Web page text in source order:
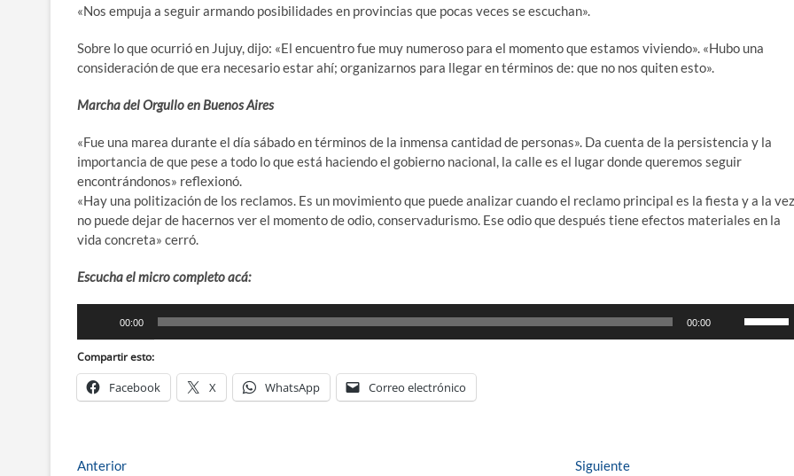
«Nos empuja a seguir armando posibilidades en provincias que pocas veces se escuchan».
Sobre lo que ocurrió en Jujuy, dijo: «El encuentro fue muy numeroso para el momento que estamos viviendo». «Hubo una
consideración de que era necesario estar ahí; organizarnos para llegar en términos de: que no nos quiten esto».
Marcha del Orgullo en Buenos Aires
«Fue una marea durante el día sábado en términos de la inmensa cantidad de personas». Da cuenta de la persistencia y la
importancia de que pese a todo lo que está haciendo el gobierno nacional, la calle es el lugar donde queremos seguir
encontrándonos» reflexionó.
«Hay una politización de los reclamos. Es un movimiento que puede analizar cuando el reclamo principal es la fiesta y a la vez
no puede dejar de hacernos ver el momento de odio, conservadurismo. Ese odio que después tiene efectos materiales en la
vida concreta» cerró.
Escucha el micro completo acá:
audio
00:00 00:00
Compartir esto:
Facebook X WhatsApp Correo electrónico
Navegación
AnteriorEntrada SiguienteEntrada